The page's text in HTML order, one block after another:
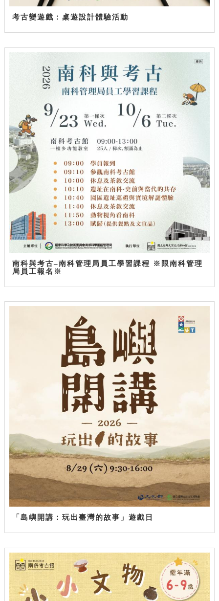
考古變遊戲：桌遊設計體驗活動
南科與考古–南科管理局員工學習課程 ※限南科管理
局員工報名※
「島嶼開講：玩出臺灣的故事」遊戲日